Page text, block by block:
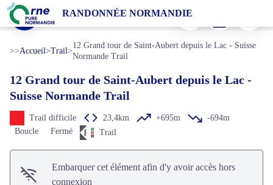
RANDONNÉE NORMANDIE
Voir l'image en plein écran
Imprimer
>>Accueil>Trail>
12 Grand tour de Saint-Aubert depuis le Lac - Suisse
Normande Trail
12 Grand tour de Saint-Aubert depuis le Lac -
Suisse Normande Trail
Trail difficile 23,4km +695m
-694m
Boucle
Fermé Trail
Embarquer cet élément afin d'y avoir accès hors
connexion